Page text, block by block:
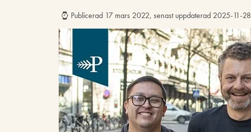
Publicerad 17 mars 2022, senast uppdaterad 2025-11-28